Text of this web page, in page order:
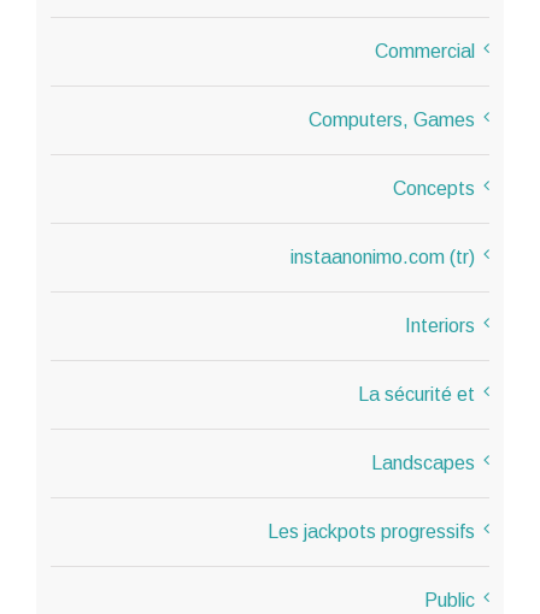
Commercial
Computers, Games
Concepts
instaanonimo.com (tr)
Interiors
La sécurité et
Landscapes
Les jackpots progressifs
Public